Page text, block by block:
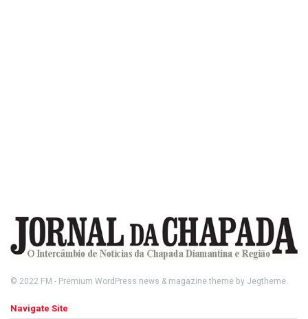
© 2022 FM - Premium WordPress news & magazine theme by Jegtheme.
Navigate Site